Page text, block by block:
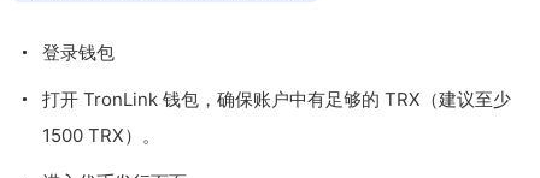
登录钱包
打开 TronLink 钱包，确保账户中有足够的 TRX（建议至少
1500 TRX）。